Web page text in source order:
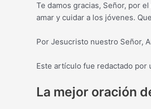
Te damos gracias, Señor, por
amar y cuidar a los jóvenes.
Por Jesucristo nuestro Señor,
Este artículo fue redactado
La mejor oración